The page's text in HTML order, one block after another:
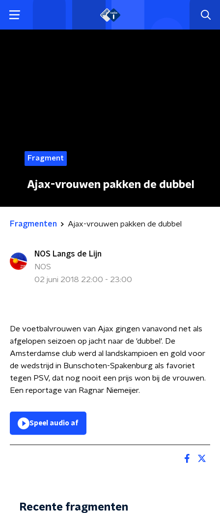
Fragment
Ajax-vrouwen pakken de dubbel
Fragmenten Ajax-vrouwen pakken de dubbel
NOS Langs de Lijn
NOS
02 juni 2018 22:00 - 23:00
De voetbalvrouwen van Ajax gingen vanavond net als
afgelopen seizoen op jacht naar de 'dubbel'. De
Amsterdamse club werd al landskampioen en gold voor
de wedstrijd in Bunschoten-Spakenburg als favoriet
tegen PSV, dat nog nooit een prijs won bij de vrouwen.
Een reportage van Ragnar Niemeijer.
Speel audio af
Recente fragmenten